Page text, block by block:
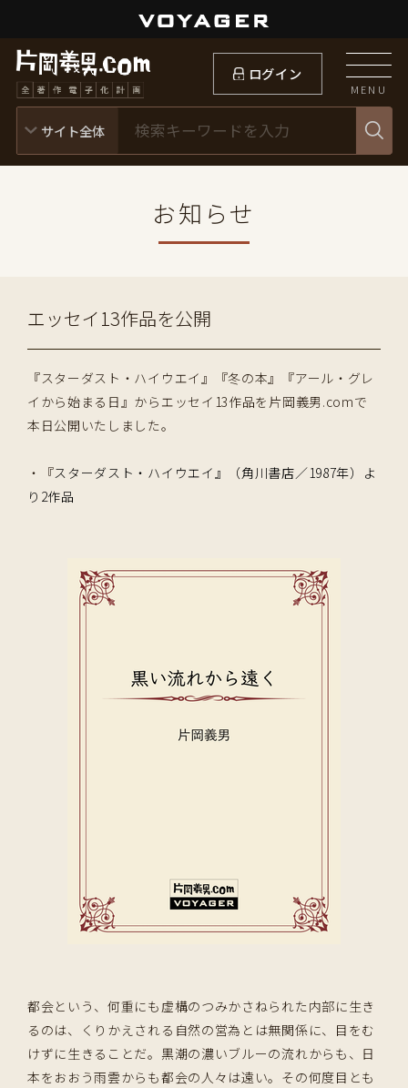
ログイン
MENU
お知らせ
エッセイ13作品を公開
『スターダスト・ハイウエイ』『冬の本』『アール・グレ
イから始まる日』からエッセイ13作品を片岡義男.comで
本日公開いたしました。
・『スターダスト・ハイウエイ』（角川書店／1987年）よ
り2作品
都会という、何重にも虚構のつみかさねられた内部に生き
るのは、くりかえされる自然の営為とは無関係に、目をむ
けずに生きることだ。黒潮の濃いブルーの流れからも、日
本をおおう雨雲からも都会の人々は遠い。その何度目とも